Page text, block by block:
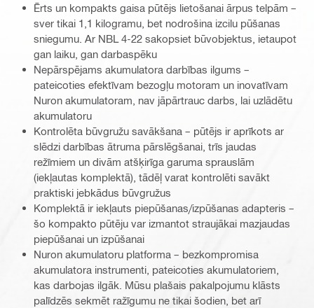
Ērts un kompakts gaisa pūtējs lietošanai ārpus telpām –
sver tikai 1,1 kilogramu, bet nodrošina izcilu pūšanas
sniegumu. Ar NBL 4-22 sakopsiet būvobjektus, ietaupot
gan laiku, gan darbaspēku
Nepārspējams akumulatora darbības ilgums –
pateicoties efektīvam bezogļu motoram un inovatīvam
Nuron akumulatoram, nav jāpārtrauc darbs, lai uzlādētu
akumulatoru
Kontrolēta būvgružu savākšana – pūtējs ir aprīkots ar
slēdzi darbības ātruma pārslēgšanai, trīs jaudas
režīmiem un divām atšķirīga garuma sprauslām
(iekļautas komplektā), tādēļ varat kontrolēti savākt
praktiski jebkādus būvgružus
Komplektā ir iekļauts piepūšanas/izpūšanas adapteris –
šo kompakto pūtēju var izmantot straujākai mazjaudas
piepūšanai un izpūšanai
Nuron akumulatoru platforma – bezkompromisa
akumulatora instrumenti, pateicoties akumulatoriem,
kas darbojas ilgāk. Mūsu plašais pakalpojumu klāsts
palīdzēs sekmēt ražīgumu ne tikai šodien, bet arī